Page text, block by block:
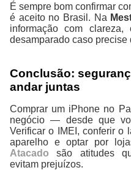
É sempre bom confirmar
é aceito no Brasil. Na
informação com
desamparado caso precise
Conclusão:
andar juntas
Comprar um iPhone no
negócio — desde que
Verificar o IMEI, conferir o
aparelho e optar por
Atacado são atitudes
evitam prejuízos.